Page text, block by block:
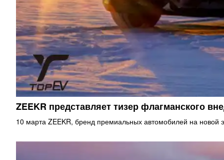
ZEEKR представляет тизер флагманского
10 марта ZEEKR, бренд премиальных автомобилей на новой